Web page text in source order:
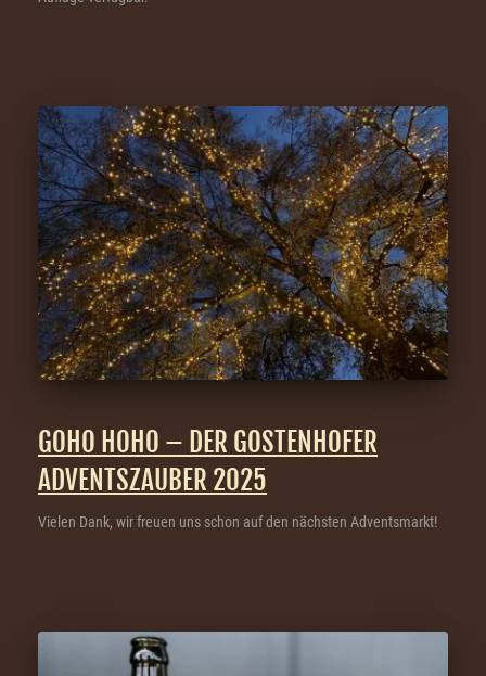
GOHO HOHO – DER GOSTENHOFER
ADVENTSZAUBER 2025
Vielen Dank, wir freuen uns schon auf den nächsten Adventsmarkt!